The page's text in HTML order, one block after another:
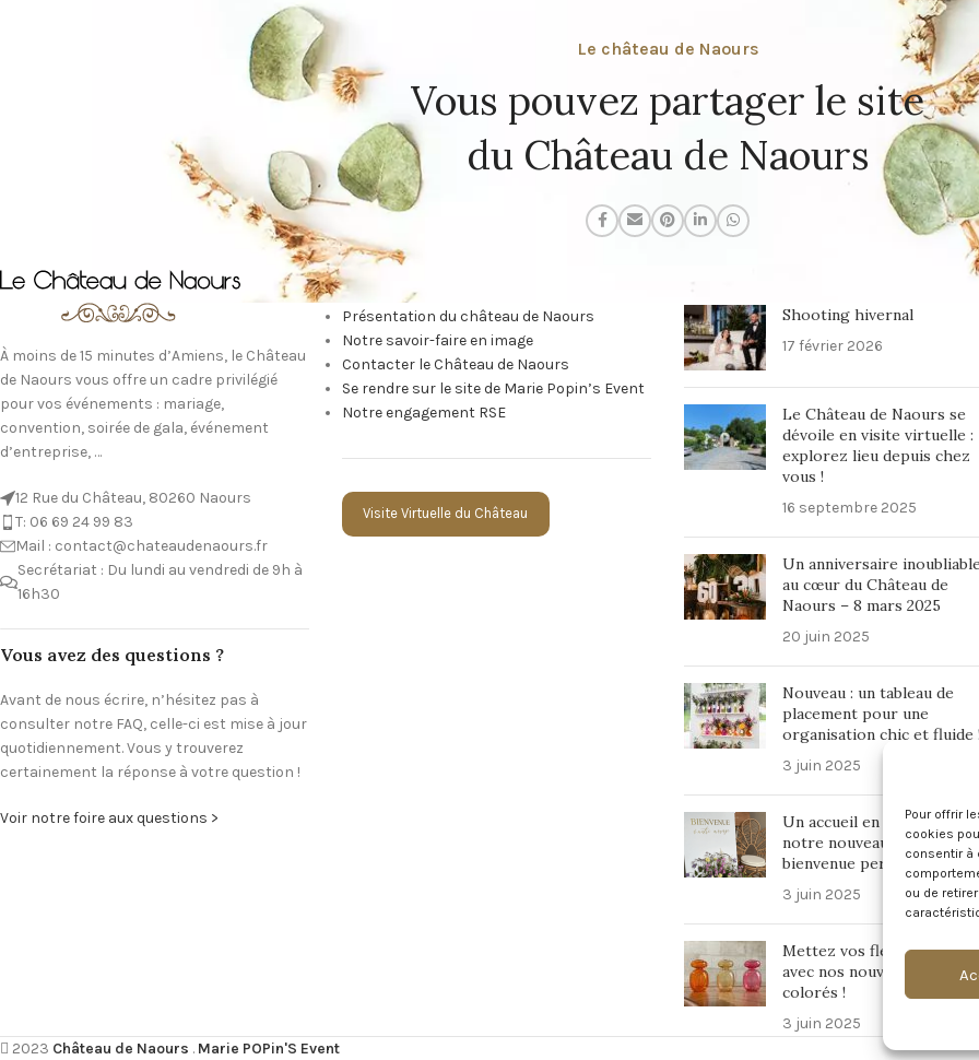
Pour offrir
cookies
consentir à
ou de
Le château de Naours
Vous pouvez partager le site
du Château de Naours
À moins de 15 minutes d’Amiens, le Château
de Naours vous offre un cadre privilégié
pour vos événements : mariage,
convention, soirée de gala, événement
d’entreprise, …
12 Rue du Château, 80260 Naours
T: 06 69 24 99 83
Mail : contact@chateaudenaours.fr
Secrétariat : Du lundi au vendredi de 9h à
16h30
Vous avez des questions ?
Avant de nous écrire, n’hésitez pas à
consulter notre FAQ, celle-ci est mise à jour
quotidiennement. Vous y trouverez
certainement la réponse à votre question !
Voir notre foire aux questions >
NOTRE ÉCOSYSTEME
Présentation du château de Naours
Notre savoir-faire en image
Contacter le Château de Naours
Se rendre sur le site de Marie Popin’s Event
Notre engagement RSE
Visite Virtuelle du Château
Shooting hivernal
17 février 2026
Le Château de Naours se
dévoile en visite virtuelle :
explorez lieu depuis chez
vous !
16 septembre 2025
Un anniversaire inoubliable
au cœur du Château de
Naours – 8 mars 2025
20 juin 2025
Nouveau : un tableau de
placement pour une
organisation chic et fluide
3 juin 2025
Un accueil en beauté avec
notre nouveau panneau de
bienvenue personnalisé !
3 juin 2025
Mettez vos fleurs en
avec nos nouveaux vases
colorés !
3 juin 2025
2023 Château de Naours . Marie POPin'S Event